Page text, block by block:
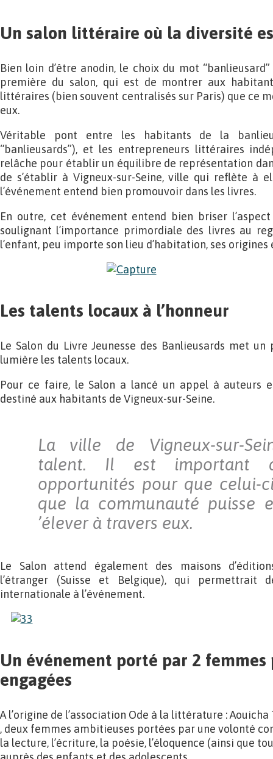
Un salon littéraire où la diversité
Bien loin d’être anodin, le choix du mot
première du salon, qui est de montrer aux
littéraires (bien souvent centralisés sur Paris) que ce
eux.
Véritable pont entre les habitants de la
“banlieusards”), et les entrepreneurs littéraires
relâche pour établir un équilibre de représentation
de s’établir à Vigneux-sur-Seine, ville qui reflète à
l’événement entend bien promouvoir dans les livres.
En outre, cet événement entend bien briser
soulignant l’importance primordiale des livres au
l’enfant, peu importe son lieu d’habitation, ses origines
Les talents locaux à l’honneur
Le Salon du Livre Jeunesse des Banlieusards met
lumière les talents locaux.
Pour ce faire, le Salon a lancé un appel à auteurs
destiné aux habitants de Vigneux-sur-Seine.
La ville de Vigneux-sur-
talent. Il est important
opportunités pour que celui-
que la communauté puisse
’élever à travers eux.
Le Salon attend également des maisons
l’étranger (Suisse et Belgique), qui permettrait
internationale à l’événement.
Un événement porté par 2 femmes
engagées
A l’origine de l’association Ode à la littérature :
, deux femmes ambitieuses portées par une volonté
la lecture, l’écriture, la poésie, l’éloquence (ainsi que